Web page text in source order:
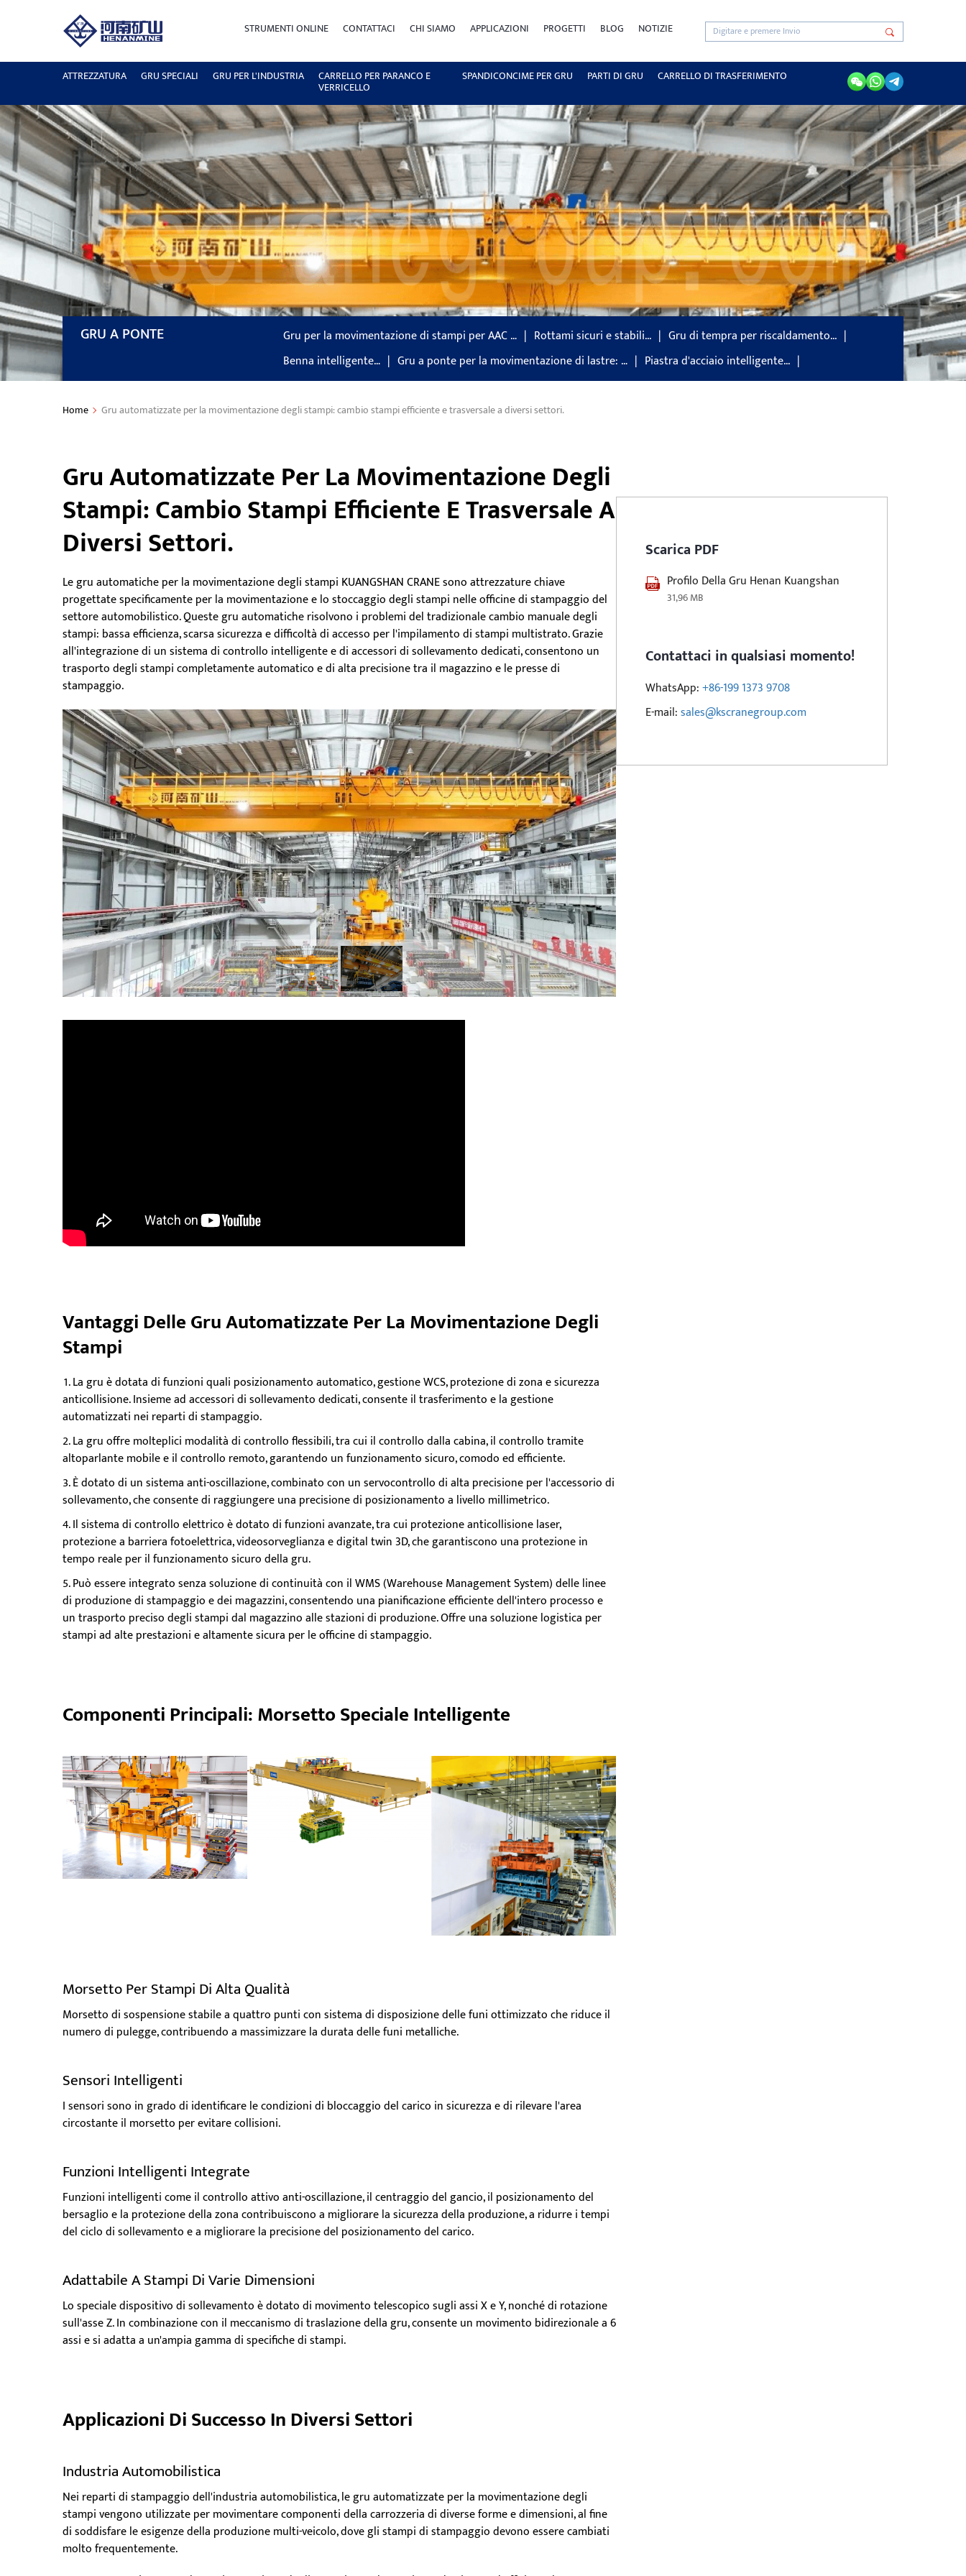
STRUMENTI ONLINE CONTATTACI CHI SIAMO APPLICAZIONI PROGETTI BLOG NOTIZIE
ATTREZZATURA GRU SPECIALI GRU PER L'INDUSTRIA CARRELLO PER PARANCO E
VERRICELLO
SPANDICONCIME PER GRU PARTI DI GRU CARRELLO DI TRASFERIMENTO
GRU A PONTE Gru per la movimentazione di stampi per AAC … Rottami sicuri e stabili...
Gru di tempra per riscaldamento...
Benna intelligente…
Gru a ponte per la movimentazione di lastre: … Piastra d'acciaio intelligente...
Home Gru automatizzate per la movimentazione degli stampi: cambio stampi efficiente e trasversale a diversi settori.
Gru Automatizzate Per La Movimentazione Degli
Stampi: Cambio Stampi Efficiente E Trasversale A
Diversi Settori.
Le gru automatiche per la movimentazione degli stampi KUANGSHAN CRANE sono attrezzature chiave
progettate specificamente per la movimentazione e lo stoccaggio degli stampi nelle officine di stampaggio del
settore automobilistico. Queste gru automatiche risolvono i problemi del tradizionale cambio manuale degli
stampi: bassa efficienza, scarsa sicurezza e difficoltà di accesso per l'impilamento di stampi multistrato. Grazie
all'integrazione di un sistema di controllo intelligente e di accessori di sollevamento dedicati, consentono un
trasporto degli stampi completamente automatico e di alta precisione tra il magazzino e le presse di
stampaggio.
Vantaggi Delle Gru Automatizzate Per La Movimentazione Degli
Stampi
La gru è dotata di funzioni quali posizionamento automatico, gestione WCS, protezione di zona e sicurezza
anticollisione. Insieme ad accessori di sollevamento dedicati, consente il trasferimento e la gestione
automatizzati nei reparti di stampaggio.
La gru offre molteplici modalità di controllo flessibili, tra cui il controllo dalla cabina, il controllo tramite
altoparlante mobile e il controllo remoto, garantendo un funzionamento sicuro, comodo ed efficiente.
È dotato di un sistema anti-oscillazione, combinato con un servocontrollo di alta precisione per l'accessorio di
sollevamento, che consente di raggiungere una precisione di posizionamento a livello millimetrico.
Il sistema di controllo elettrico è dotato di funzioni avanzate, tra cui protezione anticollisione laser,
protezione a barriera fotoelettrica, videosorveglianza e digital twin 3D, che garantiscono una protezione in
tempo reale per il funzionamento sicuro della gru.
Può essere integrato senza soluzione di continuità con il WMS (Warehouse Management System) delle linee
di produzione di stampaggio e dei magazzini, consentendo una pianificazione efficiente dell'intero processo e
un trasporto preciso degli stampi dal magazzino alle stazioni di produzione. Offre una soluzione logistica per
stampi ad alte prestazioni e altamente sicura per le officine di stampaggio.
Componenti Principali: Morsetto Speciale Intelligente
Morsetto Per Stampi Di Alta Qualità
Morsetto di sospensione stabile a quattro punti con sistema di disposizione delle funi ottimizzato che riduce il
numero di pulegge, contribuendo a massimizzare la durata delle funi metalliche.
Sensori Intelligenti
I sensori sono in grado di identificare le condizioni di bloccaggio del carico in sicurezza e di rilevare l'area
circostante il morsetto per evitare collisioni.
Funzioni Intelligenti Integrate
Funzioni intelligenti come il controllo attivo anti-oscillazione, il centraggio del gancio, il posizionamento del
bersaglio e la protezione della zona contribuiscono a migliorare la sicurezza della produzione, a ridurre i tempi
del ciclo di sollevamento e a migliorare la precisione del posizionamento del carico.
Adattabile A Stampi Di Varie Dimensioni
Lo speciale dispositivo di sollevamento è dotato di movimento telescopico sugli assi X e Y, nonché di rotazione
sull'asse Z. In combinazione con il meccanismo di traslazione della gru, consente un movimento bidirezionale a 6
assi e si adatta a un'ampia gamma di specifiche di stampi.
Applicazioni Di Successo In Diversi Settori
Industria Automobilistica
Nei reparti di stampaggio dell'industria automobilistica, le gru automatizzate per la movimentazione degli
stampi vengono utilizzate per movimentare componenti della carrozzeria di diverse forme e dimensioni, al fine
di soddisfare le esigenze della produzione multi-veicolo, dove gli stampi di stampaggio devono essere cambiati
molto frequentemente.
Scarica PDF
Profilo Della Gru Henan Kuangshan
31,96 MB
Contattaci in qualsiasi momento!
WhatsApp:+86-199 1373 9708
E-mail:sales@kscranegroup.com